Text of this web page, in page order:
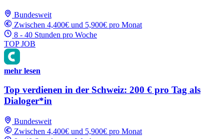
Bundesweit
Zwischen 4,400€ und 5,900€ pro Monat
8 - 40 Stunden pro Woche
TOP JOB
mehr lesen
Top verdienen in der Schweiz: 200 € pro Tag als
Dialoger*in
Bundesweit
Zwischen 4,400€ und 5,900€ pro Monat